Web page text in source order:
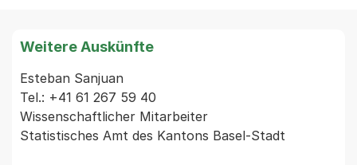
Weitere Auskünfte
Esteban Sanjuan
Tel.: +41 61 267 59 40
Wissenschaftlicher Mitarbeiter
Statistisches Amt des Kantons Basel-Stadt